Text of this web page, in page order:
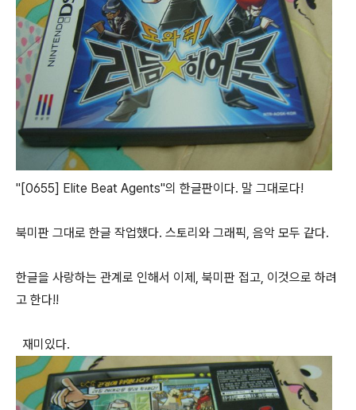
"[0655] Elite Beat Agents"의 한글판이다. 말 그대로다!
북미판 그대로 한글 작업했다. 스토리와 그래픽, 음악 모두 같다.
한글을 사랑하는 관계로 인해서 이제, 북미판 접고, 이것으로 하려
고 한다!!
재미있다.